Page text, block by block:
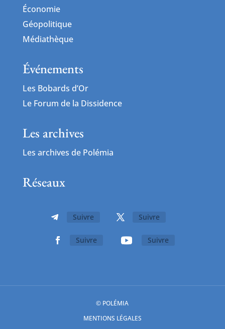
Économie
Géopolitique
Médiathèque
Événements
Les Bobards d’Or
Le Forum de la Dissidence
Les archives
Les archives de Polémia
Réseaux
Suivre Suivre
Suivre Suivre
© POLÉMIA
MENTIONS LÉGALES